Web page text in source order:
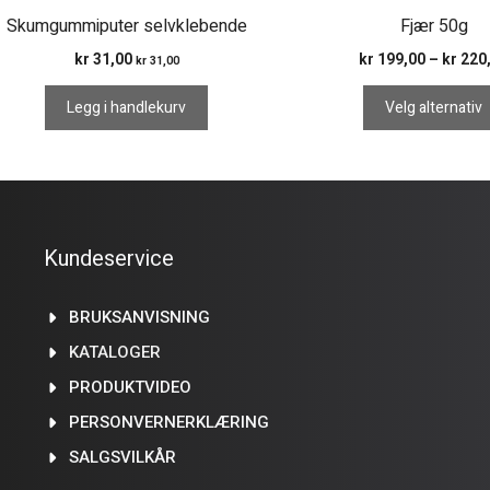
Skumgummiputer selvklebende
kr 31,00 kr31,00
Legg i handlekurv
Fjær 50g
kr 199,00 – kr
Velg alternativ
Kundeservice
BRUKSANVISNING
KATALOGER
PRODUKTVIDEO
PERSONVERNERKLÆRING
SALGSVILKÅR